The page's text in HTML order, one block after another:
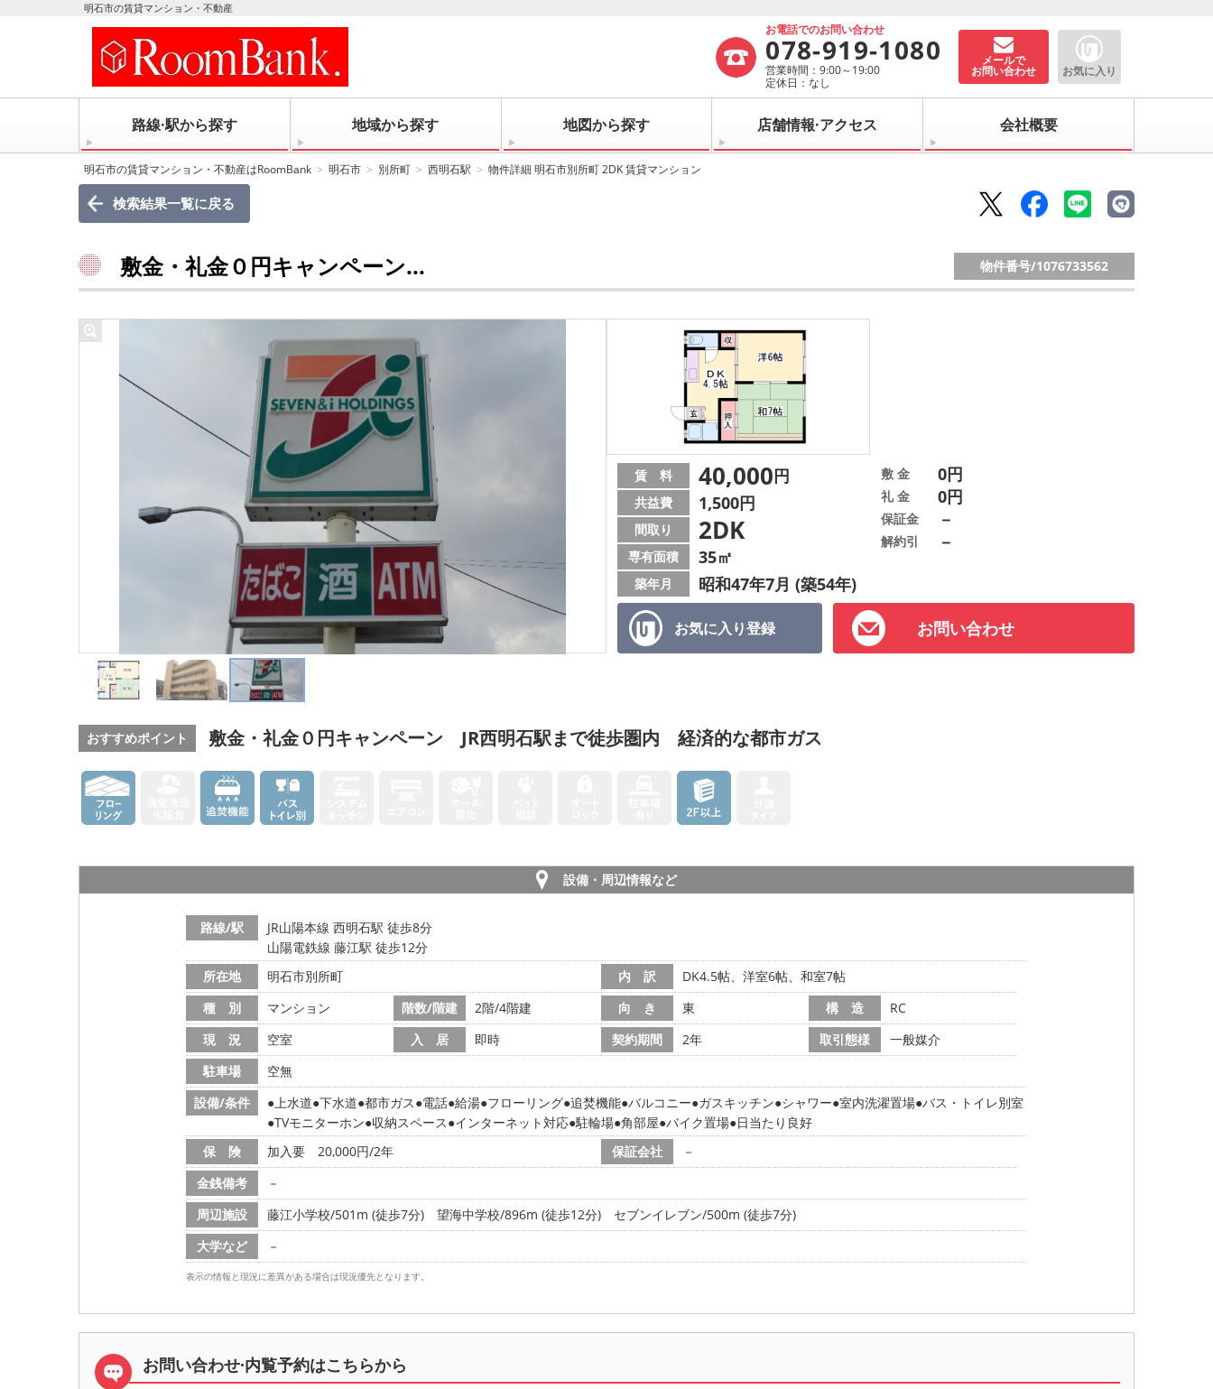
明石市の賃貸マンション・不動産
お電話でのお問い合わせ
078-919-1080
営業時間：9:00～19:00
定休日：なし
メールで
お問い合わせ お気に入り
路線·駅から探す 地域から探す 地図から探す 店舗情報·アクセス 会社概要
明石市の賃貸マンション・不動産はRoomBank 明石市 別所町 西明石駅 物件詳細 明石市別所町 2DK 賃貸マンション
検索結果一覧に戻る
敷金・礼金０円キャンペーン... 物件番号/1076733562
お気に入り登録 お問い合わせ
賃 料 40,000円
共益費 1,500円
間取り 2DK
専有面積 35㎡
築年月 昭和47年7月 (築54年)
敷 金 0円
礼 金 0円
保証金 －
解約引 －
おすすめポイント 敷金・礼金０円キャンペーン JR西明石駅まで徒歩圏内 経済的な都市ガス
設備・周辺情報など
路線/駅
JR山陽本線 西明石駅 徒歩8分
山陽電鉄線 藤江駅 徒歩12分
所在地
明石市別所町 内 訳
DK4.5帖、洋室6帖、和室7帖
種 別
マンション 階数/階建 2階/4階建 向 き 東 構 造
RC
現 況
空室 入 居 即時 契約期間 2年 取引態様
一般媒介
駐車場
空無
設備/条件
上水道 下水道 都市ガス 電話 給湯 フローリング 追焚機能 バルコニー ガスキッチン シャワー 室内洗濯置場 バス・トイレ別室
TVモニターホン 収納スペース インターネット対応 駐輪場 角部屋 バイク置場 日当たり良好
保 険
加入要 20,000円/2年 保証会社
－
金銭備考
－
周辺施設
藤江小学校/501m (徒歩7分) 望海中学校/896m (徒歩12分)
セブンイレブン/500m (徒歩7分)
大学など
－
表示の情報と現況に差異がある場合は現況優先となります。
お問い合わせ·内覧予約はこちらから